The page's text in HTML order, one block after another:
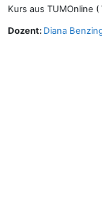
Kurs aus TUMOnline (
Dozent: Diana